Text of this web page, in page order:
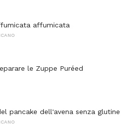
affumicata
le Zuppe Puréed
pancake dell'avena senza glutine